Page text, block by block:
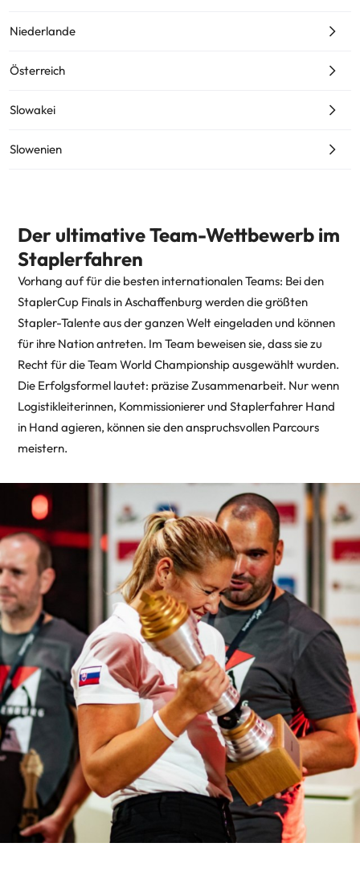
Niederlande
Österreich
Slowakei
Slowenien
Der ultimative Team-Wettbewerb im
Staplerfahren
Vorhang auf für die besten internationalen Teams: Bei den
StaplerCup Finals in Aschaffenburg werden die größten
Stapler-Talente aus der ganzen Welt eingeladen und können
für ihre Nation antreten. Im Team beweisen sie, dass sie zu
Recht für die Team World Championship ausgewählt wurden.
Die Erfolgsformel lautet: präzise Zusammenarbeit. Nur wenn
Logistikleiterinnen, Kommissionierer und Staplerfahrer Hand
in Hand agieren, können sie den anspruchsvollen Parcours
meistern.